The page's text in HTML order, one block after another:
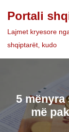
Skip
to
Portali
Lajmet kryesore
shqiptarët, kudo
5 mënyra
më